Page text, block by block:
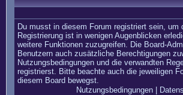
Du musst in diesem Forum registriert sein, um
Registrierung ist in wenigen Augenblicken
weitere Funktionen zuzugreifen. Die Board-
Benutzern auch zusätzliche Berechtigungen
Nutzungsbedingungen und die verwandten
registrierst. Bitte beachte auch die jeweiligen
diesem Board bewegst.
Nutzungsbedingungen|